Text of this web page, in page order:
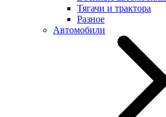
Тягачи и трактора
Разное
Автомобили